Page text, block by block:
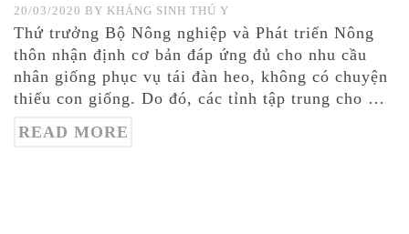
20/03/2020 BY KHÁNG SINH THÚ Y
Thứ trưởng Bộ Nông nghiệp và Phát triển Nông
thôn nhận định cơ bản đáp ứng đủ cho nhu cầu
nhân giống phục vụ tái đàn heo, không có chuyện
thiếu con giống. Do đó, các tỉnh tập trung cho …
READ MORE